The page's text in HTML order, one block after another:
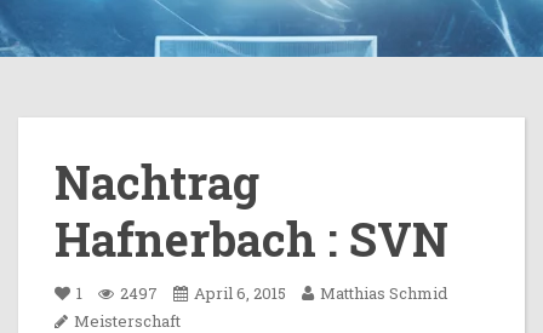
Nachtrag
Hafnerbach : SVN
1 2497 April 6, 2015
Matthias Schmid
Meisterschaft